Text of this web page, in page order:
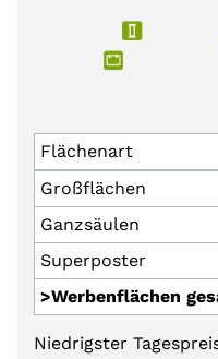
Flächenart
Großflächen
Ganzsäulen
Superposter
>Werbenflächen
Niedrigster